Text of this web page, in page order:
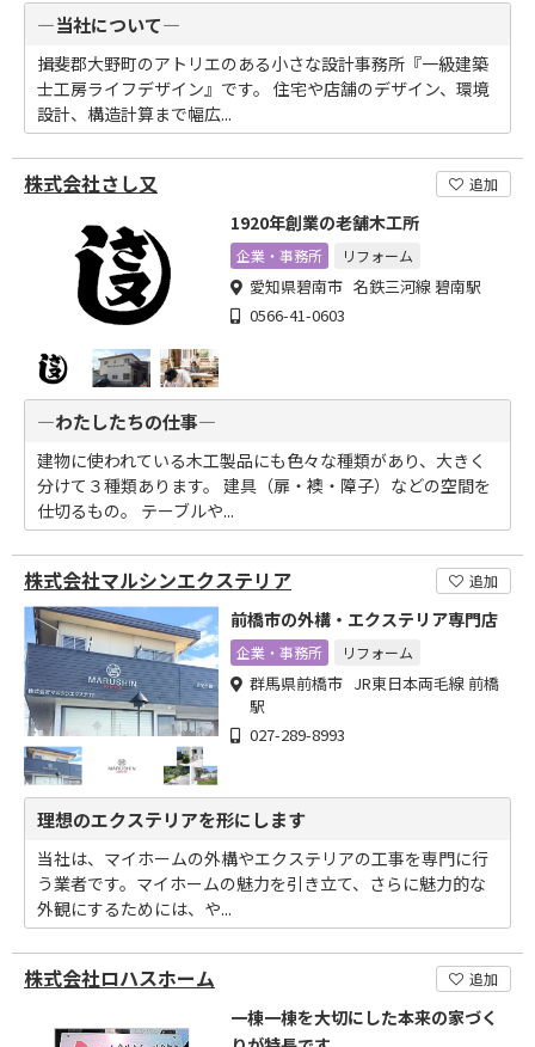
―当社について―
揖斐郡大野町のアトリエのある小さな設計事務所『一級建築
士工房ライフデザイン』です。 住宅や店舗のデザイン、環境
設計、構造計算まで幅広...
株式会社さし又 追加
1920年創業の老舗木工所
企業・事務所 リフォーム
愛知県碧南市 名鉄三河線 碧南駅
0566-41-0603
―わたしたちの仕事―
建物に使われている木工製品にも色々な種類があり、大きく
分けて３種類あります。 建具（扉・襖・障子）などの空間を
仕切るもの。 テーブルや...
株式会社マルシンエクステリア 追加
前橋市の外構・エクステリア専門店
企業・事務所 リフォーム
群馬県前橋市 JR東日本両毛線 前橋
駅
027-289-8993
理想のエクステリアを形にします
当社は、マイホームの外構やエクステリアの工事を専門に行
う業者です。マイホームの魅力を引き立て、さらに魅力的な
外観にするためには、や...
株式会社ロハスホーム 追加
一棟一棟を大切にした本来の家づく